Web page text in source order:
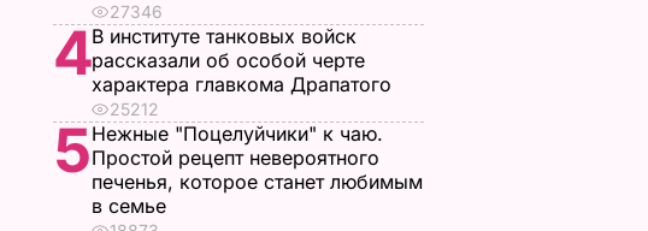
27346
4В институте танковых войск
рассказали об особой черте
характера главкома Драпатого
25212
5Нежные "Поцелуйчики" к чаю.
Простой рецепт невероятного
печенья, которое станет любимым
в семье